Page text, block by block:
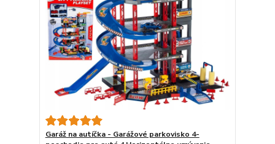
Garáž na autíčka - Garážové parkovisko 4-